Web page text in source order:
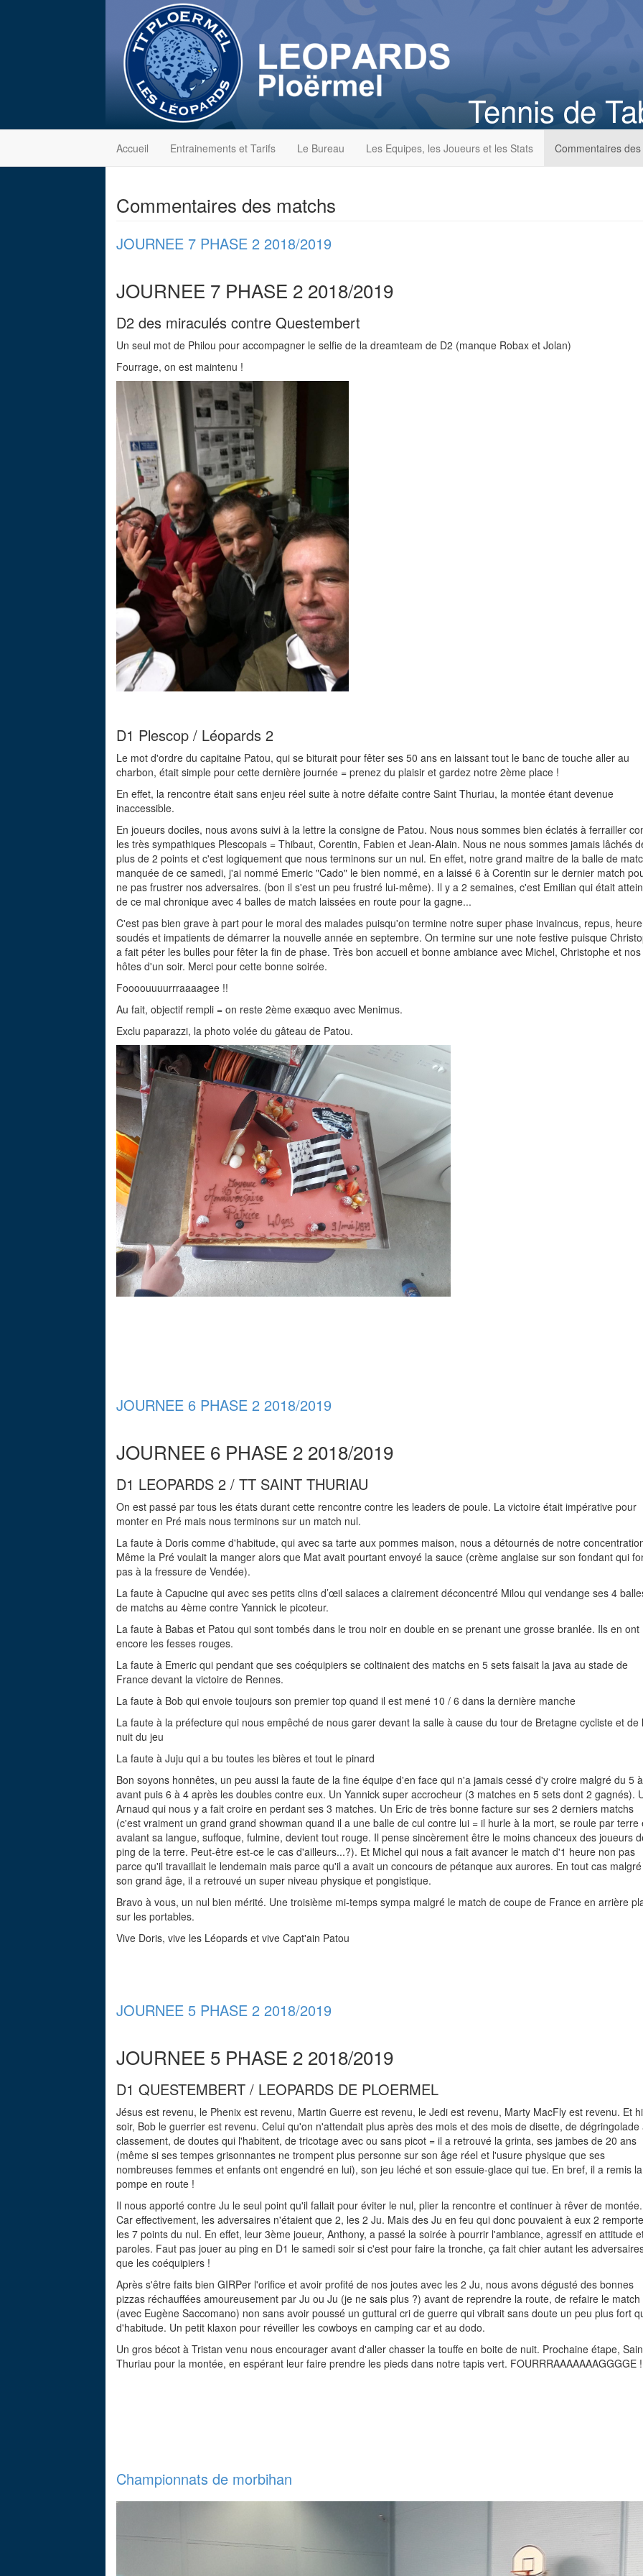
Tennis de
Accueil Entrainements et Tarifs Le Bureau Les Equipes, les Joueurs et les Stats Commentaires
Commentaires des matchs
JOURNEE 7 PHASE 2 2018/2019
JOURNEE 7 PHASE 2 2018/2019
D2 des miraculés contre Questembert
Un seul mot de Philou pour accompagner le selfie de la dreamteam de D2 (manque Robax et Jolan)
Fourrage, on est maintenu !
D1 Plescop / Léopards 2
Le mot d'ordre du capitaine Patou, qui se biturait pour fêter ses 50 ans en laissant tout le banc de touche aller au
charbon, était simple pour cette dernière journée = prenez du plaisir et gardez notre 2ème place !
En effet, la rencontre était sans enjeu réel suite à notre défaite contre Saint Thuriau, la montée étant devenue
inaccessible.
En joueurs dociles, nous avons suivi à la lettre la consigne de Patou. Nous nous sommes bien éclatés à ferrailler
les très sympathiques Plescopais = Thibaut, Corentin, Fabien et Jean-Alain. Nous ne nous sommes jamais lâchés
plus de 2 points et c'est logiquement que nous terminons sur un nul. En effet, notre grand maitre de la balle de
manquée de ce samedi, j'ai nommé Emeric "Cado" le bien nommé, en a laissé 6 à Corentin sur le dernier match
ne pas frustrer nos adversaires. (bon il s'est un peu frustré lui-même). Il y a 2 semaines, c'est Emilian qui était
de ce mal chronique avec 4 balles de match laissées en route pour la gagne...
C'est pas bien grave à part pour le moral des malades puisqu'on termine notre super phase invaincus, repus,
soudés et impatients de démarrer la nouvelle année en septembre. On termine sur une note festive puisque
a fait péter les bulles pour fêter la fin de phase. Très bon accueil et bonne ambiance avec Michel, Christophe et nos
hôtes d'un soir. Merci pour cette bonne soirée.
Foooouuuurrraaaagee !!
Au fait, objectif rempli = on reste 2ème exæquo avec Menimus.
Exclu paparazzi, la photo volée du gâteau de Patou.
JOURNEE 6 PHASE 2 2018/2019
JOURNEE 6 PHASE 2 2018/2019
D1 LEOPARDS 2 / TT SAINT THURIAU
On est passé par tous les états durant cette rencontre contre les leaders de poule. La victoire était impérative pour
monter en Pré mais nous terminons sur un match nul.
La faute à Doris comme d'habitude, qui avec sa tarte aux pommes maison, nous a détournés de notre
Même la Pré voulait la manger alors que Mat avait pourtant envoyé la sauce (crème anglaise sur son fondant qui
pas à la fressure de Vendée).
La faute à Capucine qui avec ses petits clins d’œil salaces a clairement déconcentré Milou qui vendange ses 4
de matchs au 4ème contre Yannick le picoteur.
La faute à Babas et Patou qui sont tombés dans le trou noir en double en se prenant une grosse branlée. Ils en ont
encore les fesses rouges.
La faute à Emeric qui pendant que ses coéquipiers se coltinaient des matchs en 5 sets faisait la java au stade de
France devant la victoire de Rennes.
La faute à Bob qui envoie toujours son premier top quand il est mené 10 / 6 dans la dernière manche
La faute à la préfecture qui nous empêché de nous garer devant la salle à cause du tour de Bretagne cycliste et de
nuit du jeu
La faute à Juju qui a bu toutes les bières et tout le pinard
Bon soyons honnêtes, un peu aussi la faute de la fine équipe d'en face qui n'a jamais cessé d'y croire malgré du 5
avant puis 6 à 4 après les doubles contre eux. Un Yannick super accrocheur (3 matches en 5 sets dont 2 gagnés).
Arnaud qui nous y a fait croire en perdant ses 3 matches. Un Eric de très bonne facture sur ses 2 derniers matchs
(c'est vraiment un grand grand showman quand il a une balle de cul contre lui = il hurle à la mort, se roule par terre
avalant sa langue, suffoque, fulmine, devient tout rouge. Il pense sincèrement être le moins chanceux des joueurs
ping de la terre. Peut-être est-ce le cas d'ailleurs...?). Et Michel qui nous a fait avancer le match d'1 heure non pas
parce qu'il travaillait le lendemain mais parce qu'il a avait un concours de pétanque aux aurores. En tout cas malgré
son grand âge, il a retrouvé un super niveau physique et pongistique.
Bravo à vous, un nul bien mérité. Une troisième mi-temps sympa malgré le match de coupe de France en arrière
sur les portables.
Vive Doris, vive les Léopards et vive Capt'ain Patou
JOURNEE 5 PHASE 2 2018/2019
JOURNEE 5 PHASE 2 2018/2019
D1 QUESTEMBERT / LEOPARDS DE PLOERMEL
Jésus est revenu, le Phenix est revenu, Martin Guerre est revenu, le Jedi est revenu, Marty MacFly est revenu. Et
soir, Bob le guerrier est revenu. Celui qu'on n'attendait plus après des mois et des mois de disette, de dégringolade
classement, de doutes qui l'habitent, de tricotage avec ou sans picot = il a retrouvé la grinta, ses jambes de 20 ans
(même si ses tempes grisonnantes ne trompent plus personne sur son âge réel et l'usure physique que ses
nombreuses femmes et enfants ont engendré en lui), son jeu léché et son essuie-glace qui tue. En bref, il a remis la
pompe en route !
Il nous apporté contre Ju le seul point qu'il fallait pour éviter le nul, plier la rencontre et continuer à rêver de montée.
Car effectivement, les adversaires n'étaient que 2, les 2 Ju. Mais des Ju en feu qui donc pouvaient à eux 2
les 7 points du nul. En effet, leur 3ème joueur, Anthony, a passé la soirée à pourrir l'ambiance, agressif en attitude
paroles. Faut pas jouer au ping en D1 le samedi soir si c'est pour faire la tronche, ça fait chier autant les
que les coéquipiers !
Après s'être faits bien GIRPer l'orifice et avoir profité de nos joutes avec les 2 Ju, nous avons dégusté des bonnes
pizzas réchauffées amoureusement par Ju ou Ju (je ne sais plus ?) avant de reprendre la route, de refaire le match
(avec Eugène Saccomano) non sans avoir poussé un guttural cri de guerre qui vibrait sans doute un peu plus fort
d'habitude. Un petit klaxon pour réveiller les cowboys en camping car et au dodo.
Un gros bécot à Tristan venu nous encourager avant d'aller chasser la touffe en boite de nuit. Prochaine étape,
Thuriau pour la montée, en espérant leur faire prendre les pieds dans notre tapis vert. FOURRRAAAAAAAGGGGE
Championnats de morbihan